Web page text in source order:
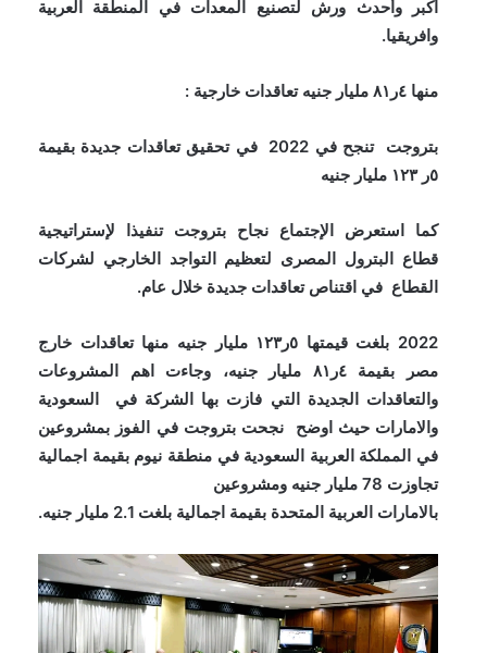
أكبر وأحدث ورش لتصنيع المعدات في المنطقة العربية
وافريقيا.
منها ٤ر٨١ مليار جنيه تعاقدات خارجية :
بتروجت تنجح في 2022 في تحقيق تعاقدات جديدة بقيمة
٥ر ١٢٣ مليار جنيه
كما استعرض الإجتماع نجاح بتروجت تنفيذا لإستراتيجية
قطاع البترول المصرى لتعظيم التواجد الخارجي لشركات
القطاع في اقتناص تعاقدات جديدة خلال عام.
2022 بلغت قيمتها ٥ر١٢٣ مليار جنيه منها تعاقدات خارج
مصر بقيمة ٤ر٨١ مليار جنيه، وجاءت اهم المشروعات
والتعاقدات الجديدة التي فازت بها الشركة في السعودية
والامارات حيث اوضح نجحت بتروجت في الفوز بمشروعين
في المملكة العربية السعودية في منطقة نيوم بقيمة اجمالية
تجاوزت 78 مليار جنيه ومشروعين
بالامارات العربية المتحدة بقيمة اجمالية بلغت 2.1 مليار جنيه.